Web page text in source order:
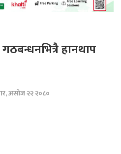
हानथाप
असोज २२ २०८०